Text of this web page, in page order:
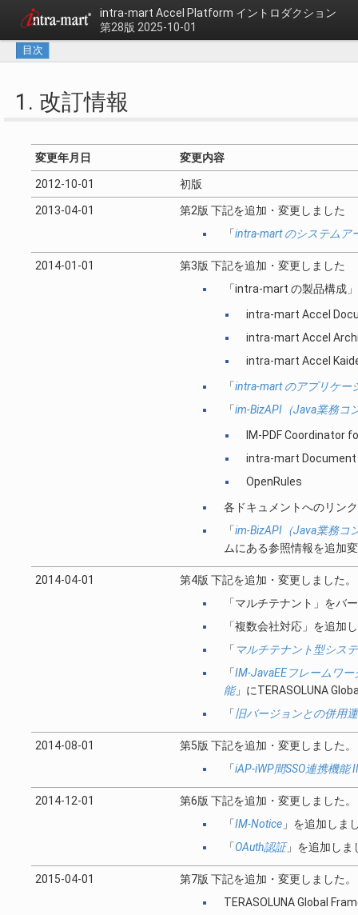
intra-mart Accel Platform イントロダクション
第28版 2025-10-01
目次
1. 改訂情報
変更年月日 変更内容
2012-10-01 初版
2013-04-01
第2版 下記を追加・変更しました
「intra-mart のシステムア
2014-01-01
第3版 下記を追加・変更しました
「intra-mart の製品構成
intra-mart Accel
intra-mart Accel
intra-mart Accel
「intra-mart のアプリケー
「im-BizAPI（Java業務コ
IM-PDF Coordinator
intra-mart Document
OpenRules
各ドキュメントへのリン
「im-BizAPI（Java業務コ
ムにある参照情報を追加
2014-04-01
第4版 下記を追加・変更しました。
「マルチテナント」をバ
「複数会社対応」を追加
「 マルチテナント型シス
「IM-JavaEEフレームワー
能」にTERASOLUNA
「旧バージョンとの併用
2014-08-01
第5版 下記を追加・変更しました。
「iAP-iWP間SSO連携機能
2014-12-01
第6版 下記を追加・変更しました。
「IM-Notice」を追加しま
「OAuth認証」を追加しま
2015-04-01
第7版 下記を追加・変更しました。
TERASOLUNA Global